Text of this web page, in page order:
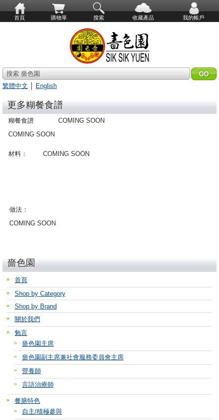
首頁 購物單 搜索 收藏產品 我的帳戶
搜索 嗇色園
繁體中文
English
更多糊餐食譜
糊餐食譜
COMING SOON
COMING SOON
材料： COMING SOON
做法：
COMING SOON
嗇色園
首頁
Shop by Category
Shop by Brand
關於我們
勉言
嗇色園主席
嗇色園副主席兼社會服務委員會主席
營養師
言語治療師
餐膳特色
自主/積極參與